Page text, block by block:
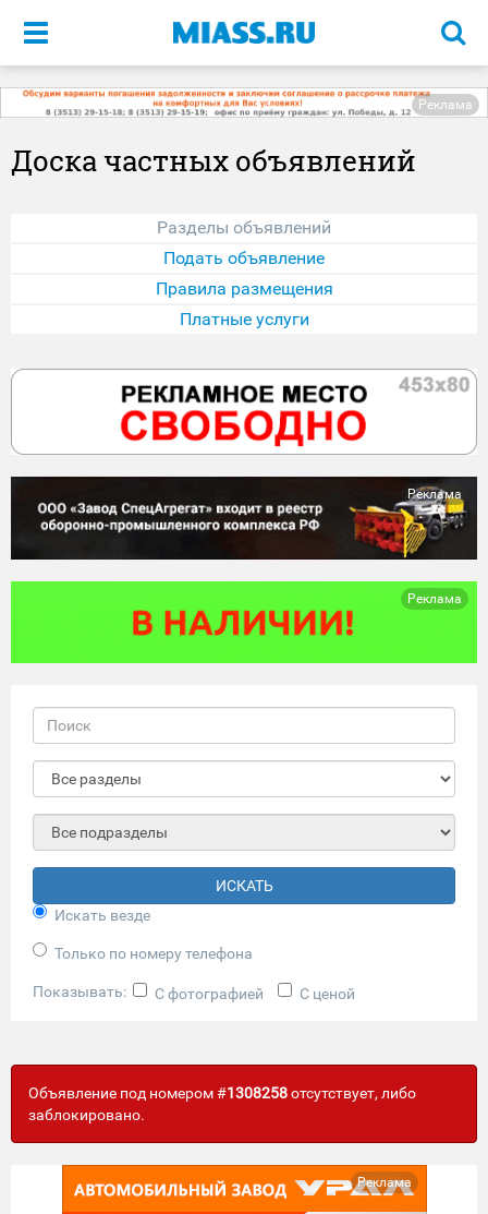
Меню
Реклама
Доска частных объявлений
Разделы объявлений
Подать объявление
Правила размещения
Платные услуги
Реклама
Реклама
ИСКАТЬ
Искать везде
Только по номеру телефона
Показывать: С фотографией С ценой
Объявление под номером #1308258отсутствует, либо
заблокировано.
Реклама